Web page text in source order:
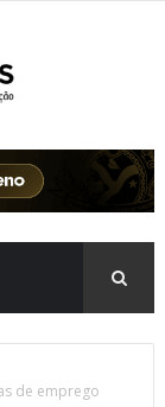
de emprego